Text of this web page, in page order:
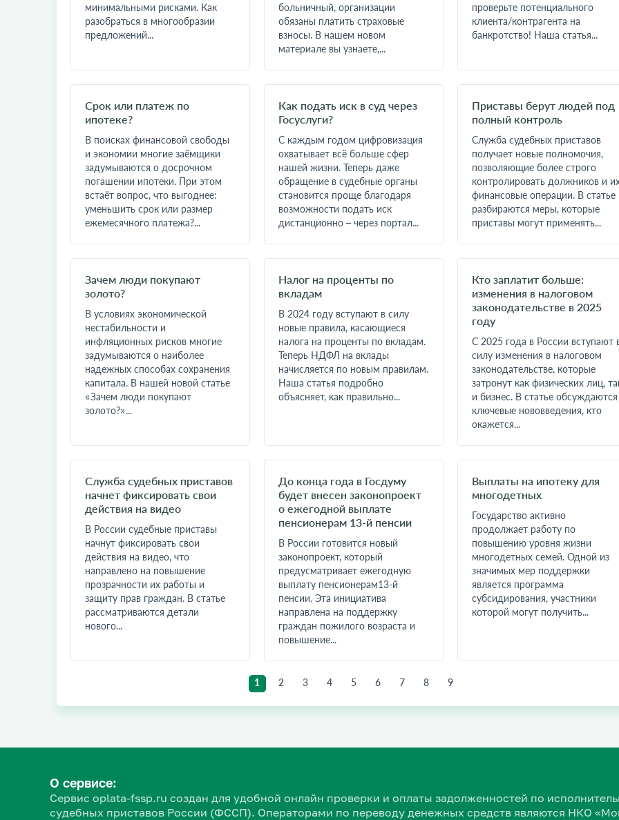
минимальными рисками. Как
разобраться в многообразии
предложений...
больничный, организации
обязаны платить страховые
взносы. В нашем новом
материале вы узнаете,...
проверьте потенциального
клиента/контрагента на
банкротство! Наша статья...
Срок или платеж по
ипотеке?
В поисках финансовой свободы
и экономии многие заёмщики
задумываются о досрочном
погашении ипотеки. При этом
встаёт вопрос, что выгоднее:
уменьшить срок или размер
ежемесячного платежа?...
Как подать иск в суд через
Госуслуги?
С каждым годом цифровизация
охватывает всё больше сфер
нашей жизни. Теперь даже
обращение в судебные органы
становится проще благодаря
возможности подать иск
дистанционно – через портал...
Приставы берут людей под
полный контроль
Служба судебных приставов
получает новые полномочия,
позволяющие более строго
контролировать должников и
финансовые операции. В статье
разбираются меры, которые
приставы могут применять...
Зачем люди покупают
золото?
В условиях экономической
нестабильности и
инфляционных рисков многие
задумываются о наиболее
надежных способах сохранения
капитала. В нашей новой статье
«Зачем люди покупают
золото?»...
Налог на проценты по
вкладам
В 2024 году вступают в силу
новые правила, касающиеся
налога на проценты по вкладам.
Теперь НДФЛ на вклады
начисляется по новым правилам.
Наша статья подробно
объясняет, как правильно...
Кто заплатит больше:
изменения в налоговом
законодательстве в 2025
году
С 2025 года в России вступают
силу изменения в налоговом
законодательстве, которые
затронут как физических лиц,
и бизнес. В статье обсуждаются
ключевые нововведения, кто
окажется...
Служба судебных приставов
начнет фиксировать свои
действия на видео
В России судебные приставы
начнут фиксировать свои
действия на видео, что
направлено на повышение
прозрачности их работы и
защиту прав граждан. В статье
рассматриваются детали
нового...
До конца года в Госдуму
будет внесен законопроект
о ежегодной выплате
пенсионерам 13-й пенсии
В России готовится новый
законопроект, который
предусматривает ежегодную
выплату пенсионерам13-й
пенсии. Эта инициатива
направлена на поддержку
граждан пожилого возраста и
повышение...
Выплаты на ипотеку для
многодетных
Государство активно
продолжает работу по
повышению уровня жизни
многодетных семей. Одной из
значимых мер поддержки
является программа
субсидирования, участники
которой могут получить...
1 2 3 4 5 6 7 8 9
О сервисе:
Сервис oplata-fssp.ru создан для удобной онлайн проверки и оплаты задолженностей по
судебных приставов России (ФССП). Операторами по переводу денежных средств являются НКО